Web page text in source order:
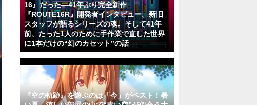
16』だった―41年ぶり完全新作
『ROUTE16R』開発者インタビュー。新旧
スタッフが語るシリーズの魂。そして41年
前、たった1人のために手作業で直した世界
に1本だけの“幻のカセット”の話
『空の軌跡』を遊ぶのは「今」がベスト！暑